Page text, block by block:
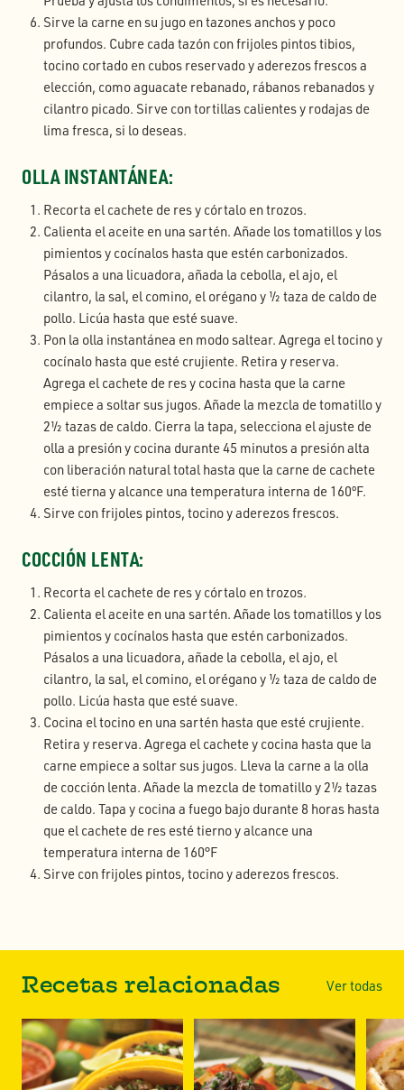
Sirve la carne en su jugo en tazones anchos y poco
profundos. Cubre cada tazón con frijoles pintos tibios,
tocino cortado en cubos reservado y aderezos frescos a
elección, como aguacate rebanado, rábanos rebanados y
cilantro picado. Sirve con tortillas calientes y rodajas de
lima fresca, si lo deseas.
OLLA INSTANTÁNEA:
Recorta el cachete de res y córtalo en trozos.
Calienta el aceite en una sartén. Añade los tomatillos y los
pimientos y cocínalos hasta que estén carbonizados.
Pásalos a una licuadora, añada la cebolla, el ajo, el
cilantro, la sal, el comino, el orégano y ½ taza de caldo de
pollo. Licúa hasta que esté suave.
Pon la olla instantánea en modo saltear. Agrega el tocino y
cocínalo hasta que esté crujiente. Retira y reserva.
Agrega el cachete de res y cocina hasta que la carne
empiece a soltar sus jugos. Añade la mezcla de tomatillo y
2½ tazas de caldo. Cierra la tapa, selecciona el ajuste de
olla a presión y cocina durante 45 minutos a presión alta
con liberación natural total hasta que la carne de cachete
esté tierna y alcance una temperatura interna de 160ºF.
Sirve con frijoles pintos, tocino y aderezos frescos.
COCCIÓN LENTA:
Recorta el cachete de res y córtalo en trozos.
Calienta el aceite en una sartén. Añade los tomatillos y los
pimientos y cocínalos hasta que estén carbonizados.
Pásalos a una licuadora, añade la cebolla, el ajo, el
cilantro, la sal, el comino, el orégano y ½ taza de caldo de
pollo. Licúa hasta que esté suave.
Cocina el tocino en una sartén hasta que esté crujiente.
Retira y reserva. Agrega el cachete y cocina hasta que la
carne empiece a soltar sus jugos. Lleva la carne a la olla
de cocción lenta. Añade la mezcla de tomatillo y 2½ tazas
de caldo. Tapa y cocina a fuego bajo durante 8 horas hasta
que el cachete de res esté tierno y alcance una
temperatura interna de 160°F
Sirve con frijoles pintos, tocino y aderezos frescos.
Recetas relacionadas Ver todas